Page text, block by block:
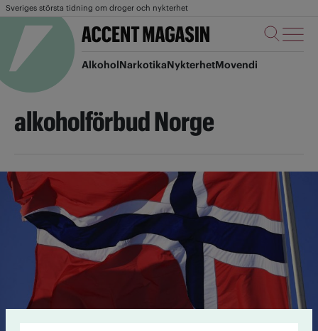
Sveriges största tidning om droger och nykterhet
AlkoholNarkotikaNykterhetMovendi
alkoholförbud Norge